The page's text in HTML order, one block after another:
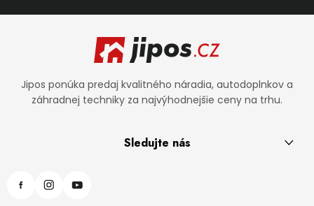
Jipos ponúka predaj kvalitného náradia, autodoplnkov a
záhradnej techniky za najvýhodnejšie ceny na trhu.
Sledujte nás